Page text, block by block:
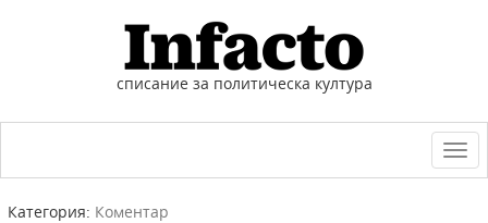
списание за политическа култура
Категория: Коментар